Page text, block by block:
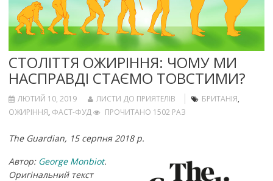
СТОЛІТТЯ ОЖИРІННЯ: ЧОМУ МИ
НАСПРАВДІ СТАЄМО ТОВСТИМИ?
ЛЮТИЙ 10, 2019 ЛИСТИ ДО ПРИЯТЕЛІВ БРИТАНІЯ,
ОЖИРІННЯ, ФАСТ-ФУД ПРОЧИТАНО 1502 РАЗ
The Guardian, 15 серпня 2018 р.
Автор: George Monbiot.
Оригінальний текст